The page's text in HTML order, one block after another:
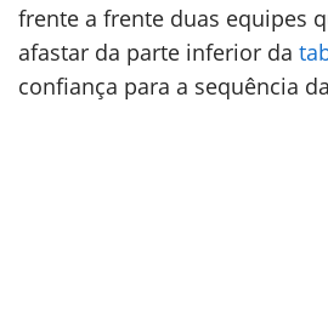
frente a frente duas equipes
afastar da parte inferior da
confiança para a sequência